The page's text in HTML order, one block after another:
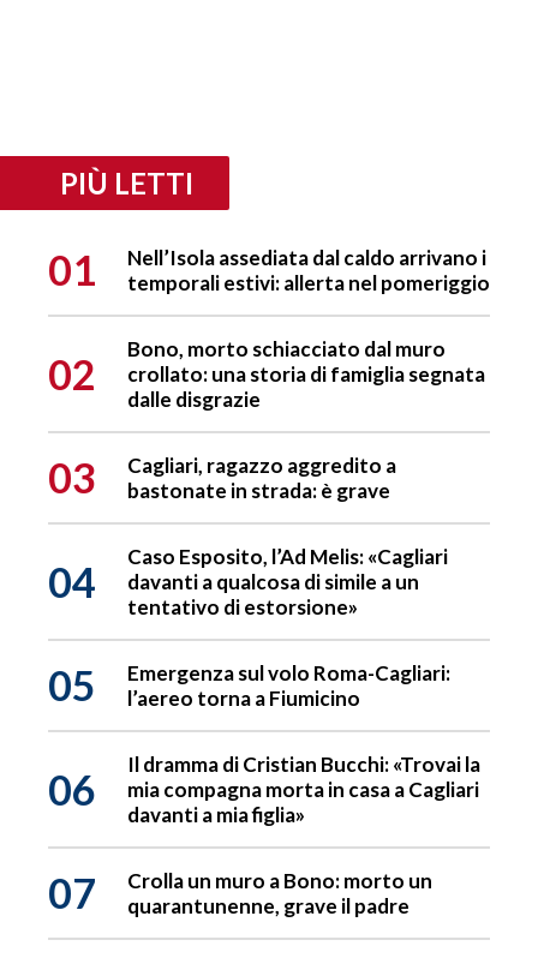
PIÙ LETTI
01
Nell’Isola assediata dal caldo arrivano i
temporali estivi: allerta nel pomeriggio
02
Bono, morto schiacciato dal muro
crollato: una storia di famiglia segnata
dalle disgrazie
03
Cagliari, ragazzo aggredito a
bastonate in strada: è grave
04
Caso Esposito, l’Ad Melis: «Cagliari
davanti a qualcosa di simile a un
tentativo di estorsione»
05
Emergenza sul volo Roma-Cagliari:
l’aereo torna a Fiumicino
06
Il dramma di Cristian Bucchi: «Trovai la
mia compagna morta in casa a Cagliari
davanti a mia figlia»
07
Crolla un muro a Bono: morto un
quarantunenne, grave il padre